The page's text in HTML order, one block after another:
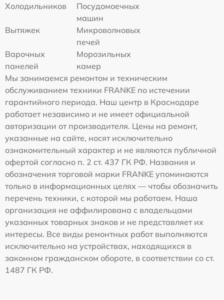
Холодильников
Посудомоечных
машин
Вытяжек
Микроволновых
печей
Варочных
панелей
Морозильных
камер
Мы занимаемся ремонтом и техническим
обслуживанием техники FRANKE по истечении
гарантийного периода. Наш центр в Краснодаре
работает независимо и не имеет официальной
авторизации от производителя. Цены на ремонт,
указанные на сайте, носят исключительно
ознакомительный характер и не являются публичной
офертой согласно п. 2 ст. 437 ГК РФ. Названия и
обозначения торговой марки FRANKE упоминаются
только в информационных целях — чтобы обозначить
перечень техники, с которой мы работаем. Наша
организация не аффилирована с владельцами
указанных товарных знаков и не представляет их
интересы. Все виды ремонтных работ выполняются
исключительно на устройствах, находящихся в
законном гражданском обороте, в соответствии со ст.
1487 ГК РФ.